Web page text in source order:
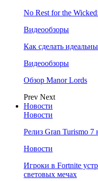
No Rest for the
Видеообзоры
Как сделать
Видеообзоры
Обзор Manor Lords
Prev Next
Новости
Новости
Релиз Gran Turismo 7
Новости
Игроки в Fortnite
световых мечах